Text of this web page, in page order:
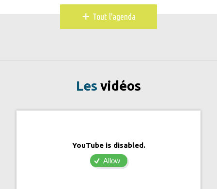
10 février 2026
Exposition découverte
Toute la
Exposition découverte
Exposition découverte
+ Tout l'agenda
Les vidéos
YouTube is disabled.
Allow